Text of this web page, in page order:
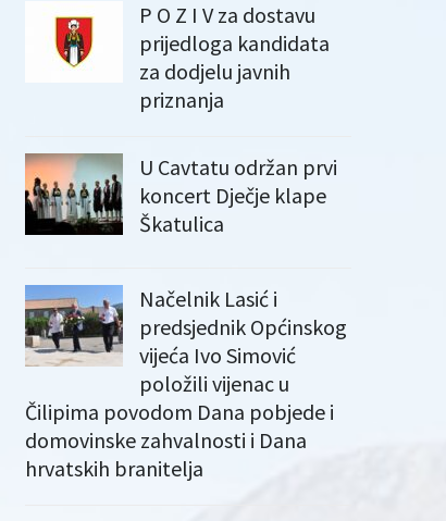
P O Z I V za dostavu
prijedloga kandidata
za dodjelu javnih
priznanja
U Cavtatu održan prvi
koncert Dječje klape
Škatulica
Načelnik Lasić i
predsjednik Općinskog
vijeća Ivo Simović
položili vijenac u
Čilipima povodom Dana pobjede i
domovinske zahvalnosti i Dana
hrvatskih branitelja